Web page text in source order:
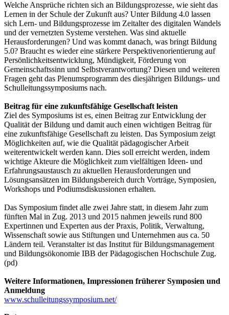
Welche Ansprüche richten sich an Bildungsprozesse, wie sieht das
Lernen in der Schule der Zukunft aus? Unter Bildung 4.0 lassen
sich Lern- und Bildungsprozesse im Zeitalter des digitalen Wandels
und der vernetzten Systeme verstehen. Was sind aktuelle
Herausforderungen? Und was kommt danach, was bringt Bildung
5.0? Braucht es wieder eine stärkere Perspektivenorientierung auf
Persönlichkeitsentwicklung, Mündigkeit, Förderung von
Gemeinschaftssinn und Selbstverantwortung? Diesen und weiteren
Fragen geht das Plenumsprogramm des diesjährigen Bildungs- und
Schulleitungssymposiums nach.
Beitrag für eine zukunftsfähige Gesellschaft leisten
Ziel des Symposiums ist es, einen Beitrag zur Entwicklung der
Qualität der Bildung und damit auch einen wichtigen Beitrag für
eine zukunftsfähige Gesellschaft zu leisten. Das Symposium zeigt
Möglichkeiten auf, wie die Qualität pädagogischer Arbeit
weiterentwickelt werden kann. Dies soll erreicht werden, indem
wichtige Akteure die Möglichkeit zum vielfältigen Ideen- und
Erfahrungsaustausch zu aktuellen Herausforderungen und
Lösungsansätzen im Bildungsbereich durch Vorträge, Symposien,
Workshops und Podiumsdiskussionen erhalten.
Das Symposium findet alle zwei Jahre statt, in diesem Jahr zum
fünften Mal in Zug. 2013 und 2015 nahmen jeweils rund 800
Expertinnen und Experten aus der Praxis, Politik, Verwaltung,
Wissenschaft sowie aus Stiftungen und Unternehmen aus ca. 50
Ländern teil. Veranstalter ist das Institut für Bildungsmanagement
und Bildungsökonomie IBB der Pädagogischen Hochschule Zug.
(pd)
Weitere Informationen, Impressionen früherer Symposien und
Anmeldung
www.schulleitungssymposium.net/